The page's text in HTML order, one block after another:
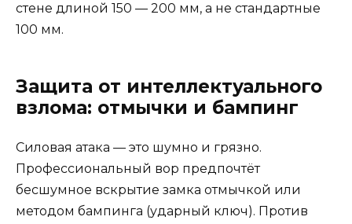
стене длиной 150 — 200 мм, а не стандартные
100 мм.
Защита от интеллектуального
взлома: отмычки и бампинг
Силовая атака — это шумно и грязно.
Профессиональный вор предпочтёт
бесшумное вскрытие замка отмычкой или
методом бампинга (ударный ключ). Против